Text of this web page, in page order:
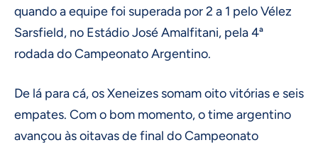
quando a equipe foi superada por 2 a 1 pelo Vélez
Sarsfield, no Estádio José Amalfitani, pela 4ª
rodada do Campeonato Argentino.
De lá para cá, os Xeneizes somam oito vitórias e seis
empates. Com o bom momento, o time argentino
avançou às oitavas de final do Campeonato